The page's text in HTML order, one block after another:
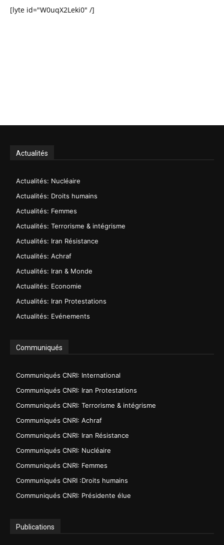
[lyte id="W0uqX2Leki0" /]
Actualités
Actualités: Nucléaire
Actualités: Droits humains
Actualités: Femmes
Actualités: Terrorisme & intégrisme
Actualités: Iran Résistance
Actualités: Achraf
Actualités: Iran & Monde
Actualités: Economie
Actualités: Iran Protestations
Actualités: Evénements
Communiqués
Communiqués CNRI: International
Communiqués CNRI: Iran Protestations
Communiqués CNRI: Terrorisme & intégrisme
Communiqués CNRI: Achraf
Communiqués CNRI: Iran Résistance
Communiqués CNRI: Nucléaire
Communiqués CNRI: Femmes
Communiqués CNRI :Droits humains
Communiqués CNRI: Présidente élue
Publications